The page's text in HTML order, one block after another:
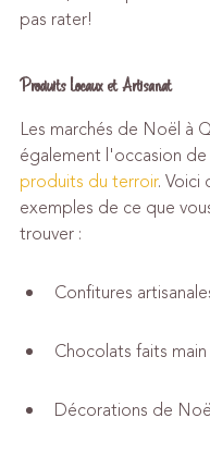
pas rater!
Produits Locaux et Artisanat
Les marchés de Noël à
également l'occasion
produits du terroir. Voici
exemples de ce que
trouver :
Confitures
Chocolats faits main
Décorations de